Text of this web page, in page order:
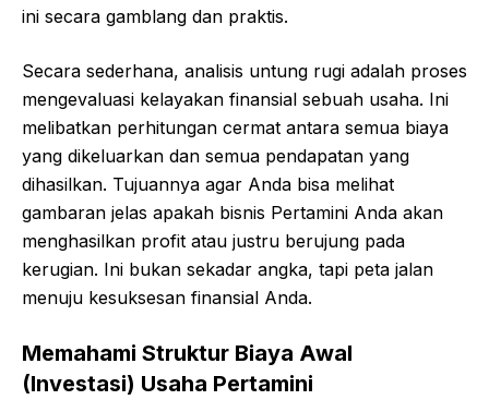
ini secara gamblang dan praktis.
Secara sederhana, analisis untung rugi adalah proses
mengevaluasi kelayakan finansial sebuah usaha. Ini
melibatkan perhitungan cermat antara semua biaya
yang dikeluarkan dan semua pendapatan yang
dihasilkan. Tujuannya agar Anda bisa melihat
gambaran jelas apakah bisnis Pertamini Anda akan
menghasilkan profit atau justru berujung pada
kerugian. Ini bukan sekadar angka, tapi peta jalan
menuju kesuksesan finansial Anda.
Memahami Struktur Biaya Awal
(Investasi) Usaha Pertamini